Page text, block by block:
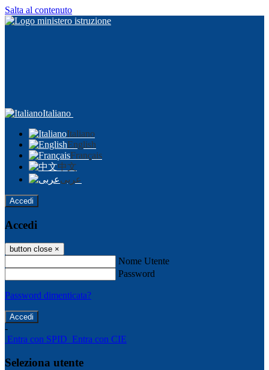
Salta al contenuto
Italiano
Italiano
English
Français
中文
عربى
Accedi
Accedi
button close ×
Nome Utente
Password
Password dimenticata?
-
Entra con SPID Entra con CIE
Seleziona utente